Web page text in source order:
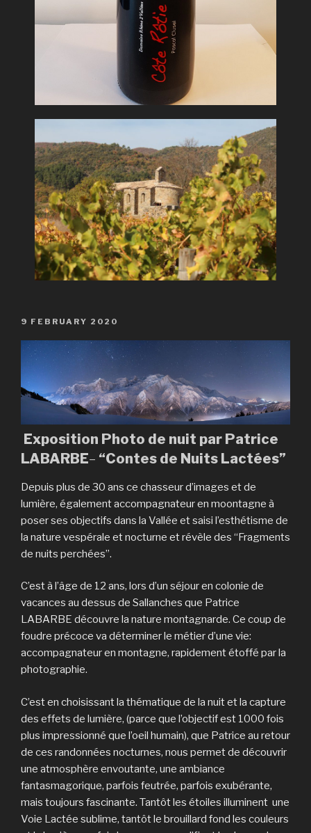
9 FEBRUARY 2020
Exposition Photo de nuit par Patrice
LABARBE– “Contes de Nuits Lactées”
Depuis plus de 30 ans ce chasseur d’images et de
lumière, également accompagnateur en moontagne à
poser ses objectifs dans la Vallée et saisi l’esthétisme de
la nature vespérale et nocturne et révèle des “Fragments
de nuits perchées”.
C’est à l’âge de 12 ans, lors d’un séjour en colonie de
vacances au dessus de Sallanches que Patrice
LABARBE découvre la nature montagnarde. Ce coup de
foudre précoce va déterminer le métier d’une vie:
accompagnateur en montagne, rapidement étoffé par la
photographie.
C’est en choisissant la thématique de la nuit et la capture
des effets de lumière, (parce que l’objectif est 1000 fois
plus impressionné que l’oeil humain), que Patrice au retour
de ces randonnées nocturnes, nous permet de découvrir
une atmosphère envoutante, une ambiance
fantasmagorique, parfois feutrée, parfois exubérante,
mais toujours fascinante. Tantôt les étoiles illuminent une
Voie Lactée sublime, tantôt le brouillard fond les couleurs